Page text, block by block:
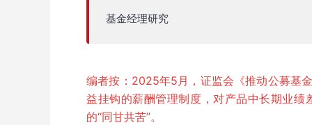
基金经理研究
编者按：2025年5月，证监会《推动公募基
益挂钩的薪酬管理制度，对产品中长期业
的“同甘共苦”。